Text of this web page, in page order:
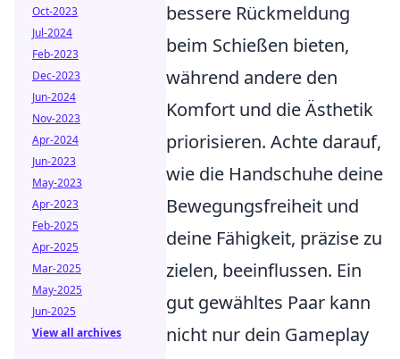
bessere Rückmeldung
beim Schießen bieten,
während andere den
Komfort und die Ästhetik
priorisieren. Achte darauf,
wie die Handschuhe deine
Bewegungsfreiheit und
deine Fähigkeit, präzise zu
zielen, beeinflussen. Ein
gut gewähltes Paar kann
nicht nur dein Gameplay
Oct-2023
Jul-2024
Feb-2023
Dec-2023
Jun-2024
Nov-2023
Apr-2024
Jun-2023
May-2023
Apr-2023
Feb-2025
Apr-2025
Mar-2025
May-2025
Jun-2025
View all archives